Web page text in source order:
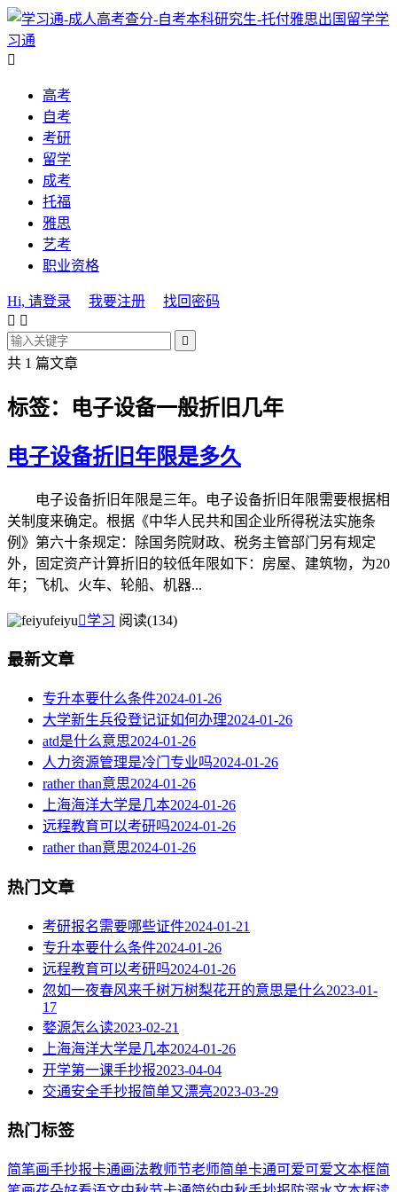
学
习通

高考
自考
考研
留学
成考
托福
雅思
艺考
职业资格
Hi, 请登录 我要注册
找回密码
 

共 1 篇文章
标签：电子设备一般折旧几年
电子设备折旧年限是多久
电子设备折旧年限是三年。电子设备折旧年限需要根据相
关制度来确定。根据《中华人民共和国企业所得税法实施条
例》第六十条规定：除国务院财政、税务主管部门另有规定
外，固定资产计算折旧的较低年限如下：房屋、建筑物，为20
年；飞机、火车、轮船、机器...
feiyu学习 阅读(134)
最新文章
专升本要什么条件2024-01-26
大学新生兵役登记证如何办理2024-01-26
atd是什么意思2024-01-26
人力资源管理是冷门专业吗2024-01-26
rather than意思2024-01-26
上海海洋大学是几本2024-01-26
远程教育可以考研吗2024-01-26
rather than意思2024-01-26
热门文章
考研报名需要哪些证件2024-01-21
专升本要什么条件2024-01-26
远程教育可以考研吗2024-01-26
忽如一夜春风来千树万树梨花开的意思是什么2023-01-
17
婺源怎么读2023-02-21
上海海洋大学是几本2024-01-26
开学第一课手抄报2023-04-04
交通安全手抄报简单又漂亮2023-03-29
热门标签
简笔画手抄报卡通画法教师节老师简单卡通可爱可爱文本框简